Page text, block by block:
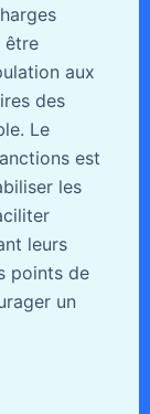
être
aux
des
Le
est
les
leurs
points de
un